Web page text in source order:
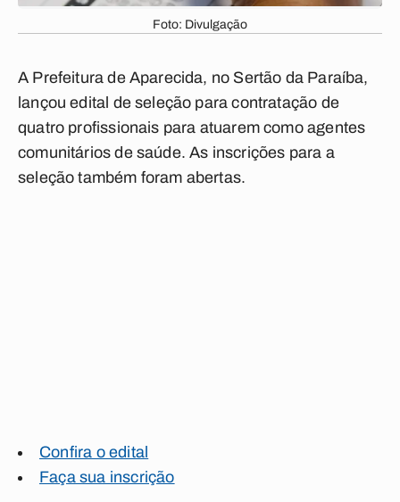
Foto: Divulgação
A Prefeitura de Aparecida, no Sertão da Paraíba,
lançou edital de seleção para contratação de
quatro profissionais para atuarem como agentes
comunitários de saúde. As inscrições para a
seleção também foram abertas.
Confira o edital
Faça sua inscrição